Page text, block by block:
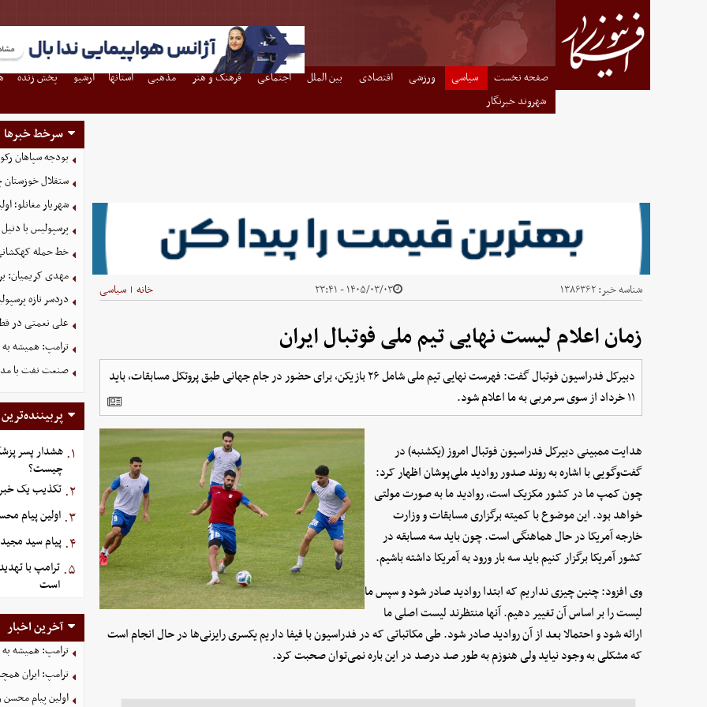
صفحه نخست سیاسی ورزشی اقتصادی بین الملل اجتماعی فرهنگ و هنر مذهبی استانها آرشیو پخش زنده
شهروند خبرنگار
شناسه خبر:۱۳۸۶۳۶۲ ۱۴۰۵/۰۳/۰۳ - ۲۳:۴۱ خانه | سیاسی
زمان اعلام لیست نهایی تیم ملی فوتبال ایران
دبیرکل فدراسیون فوتبال گفت: فهرست نهایی تیم ملی شامل ۲۶ بازیکن، برای حضور در جام جهانی طبق پروتکل مسابقات، باید
۱۱ خرداد از سوی سرمربی به ما اعلام شود.
هدایت ممبینی دبیرکل فدراسیون فوتبال امروز (یکشنبه) در
گفت‌وگویی با اشاره به روند صدور روادید ملی‌پوشان اظهار کرد:
چون کمپ ما در کشور مکزیک است، روادید ما به صورت مولتی
خواهد بود. این موضوع با کمیته برگزاری مسابقات و وزارت
خارجه آمریکا در حال هماهنگی است. چون باید سه مسابقه در
کشور آمریکا برگزار کنیم باید سه بار ورود به آمریکا داشته باشیم.
وی افزود: چنین چیزی نداریم که ابتدا روادید صادر شود و سپس ما
لیست را بر اساس آن تغییر دهیم. آنها منتظرند لیست اصلی ما
ارائه شود و احتمالا بعد از آن روادید صادر شود. طی مکاتباتی که در فدراسیون با فیفا داریم یکسری رایزنی‌ها در حال انجام است
که مشکلی به وجود نیاید ولی هنوزم به طور صد درصد در این باره نمی‌توان صحبت کرد.
سرخط خبرها
بودجه سپاهان رکورد زد؛
ستقلال
شهریار مغانلو؛
پرسپولیس با
خط حمله کهکشانی
مهدی کریمیان:
دردسر تازه
علی نعمتی در
ترامپ: همیشه به
صنعت نفت با
پربیننده‌ترین
۱. هشدار پسر
چیست؟
۲. تکذیب یک خبر
۳. اولین پیام
۴. پیام سید
۵. ترامپ با
است
آخرین اخبار
ترامپ: همیشه به
ترامپ: ایران
اولین پیام